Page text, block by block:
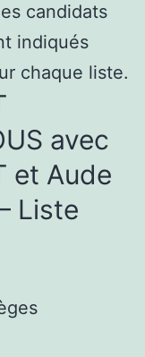
candidats
indiqués
chaque liste.
avec
et Aude
Liste